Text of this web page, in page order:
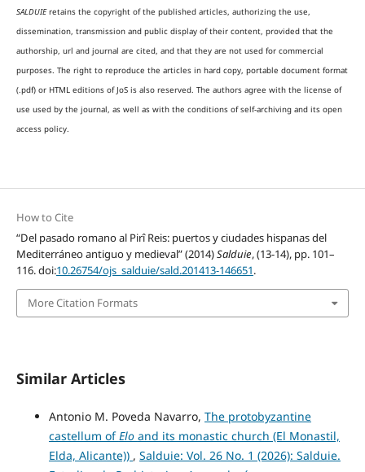
SALDUIEretains the copyright of the published articles, authorizing the use,
dissemination, transmission and public display of their content, provided that the
authorship, url and journal are cited, and that they are not used for commercial
purposes. The right to reproduce the articles in hard copy, portable document format
(.pdf) or HTML editions of JoS is also reserved. The authors agree with the license of
use used by the journal, as well as with the conditions of self-archiving and its open
access policy.
How to Cite
“Del pasado romano al Pirî Reis: puertos y ciudades hispanas del
Mediterráneo antiguo y medieval” (2014)Salduie, (13-14), pp. 101–
116. doi:10.26754/ojs_salduie/sald.201413-146651.
More Citation Formats
Similar Articles
Antonio M. Poveda Navarro, The protobyzantine
castellum ofElo and its monastic church (El Monastil,
Elda, Alicante)) , Salduie: Vol. 26 No. 1 (2026): Salduie.